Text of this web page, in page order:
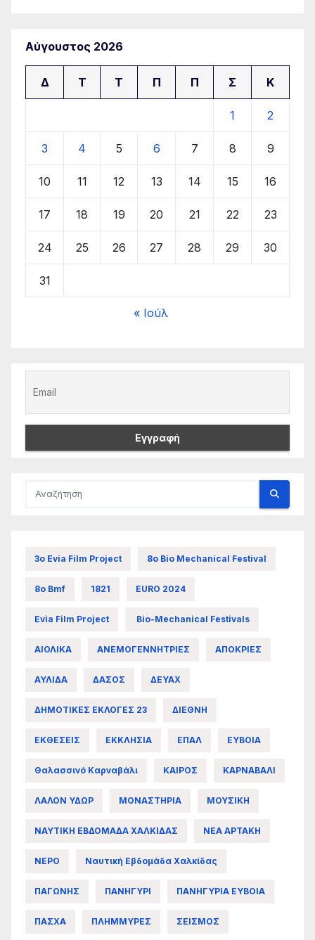
Αύγουστος 2026
Δ Τ Τ Π Π Σ Κ
1 2
3 4 5 6 7 8 9
10 11 12 13 14 15 16
17 18 19 20 21 22 23
24 25 26 27 28 29 30
31
« Ιούλ
3ο Evia Film Project 8ο Bio Mechanical Festival
8ο Bmf 1821 EURO 2024
Evia Film Project Bio-Mechanical Festivals
ΑΙΟΛΙΚΑ ΑΝΕΜΟΓΕΝΝΗΤΡΙΕΣ ΑΠΟΚΡΙΕΣ
ΑΥΛΙΔΑ ΔΑΣΟΣ ΔΕΥΑΧ
ΔΗΜΟΤΙΚΕΣ ΕΚΛΟΓΕΣ 23 ΔΙΕΘΝΗ
ΕΚΘΕΣΕΙΣ ΕΚΚΛΗΣΙΑ ΕΠΑΛ ΕΥΒΟΙΑ
Θαλασσινό Καρναβάλι ΚΑΙΡΟΣ ΚΑΡΝΑΒΑΛΙ
ΛΑΛΟΝ ΥΔΩΡ ΜΟΝΑΣΤΗΡΙΑ ΜΟΥΣΙΚΗ
ΝΑΥΤΙΚΗ ΕΒΔΟΜΑΔΑ ΧΑΛΚΙΔΑΣ ΝΕΑ ΑΡΤΑΚΗ
ΝΕΡΟ Ναυτική Εβδομάδα Χαλκίδας
ΠΑΓΩΝΗΣ ΠΑΝΗΓΥΡΙ ΠΑΝΗΓΥΡΙΑ ΕΥΒΟΙΑ
ΠΑΣΧΑ ΠΛΗΜΜΥΡΕΣ ΣΕΙΣΜΟΣ